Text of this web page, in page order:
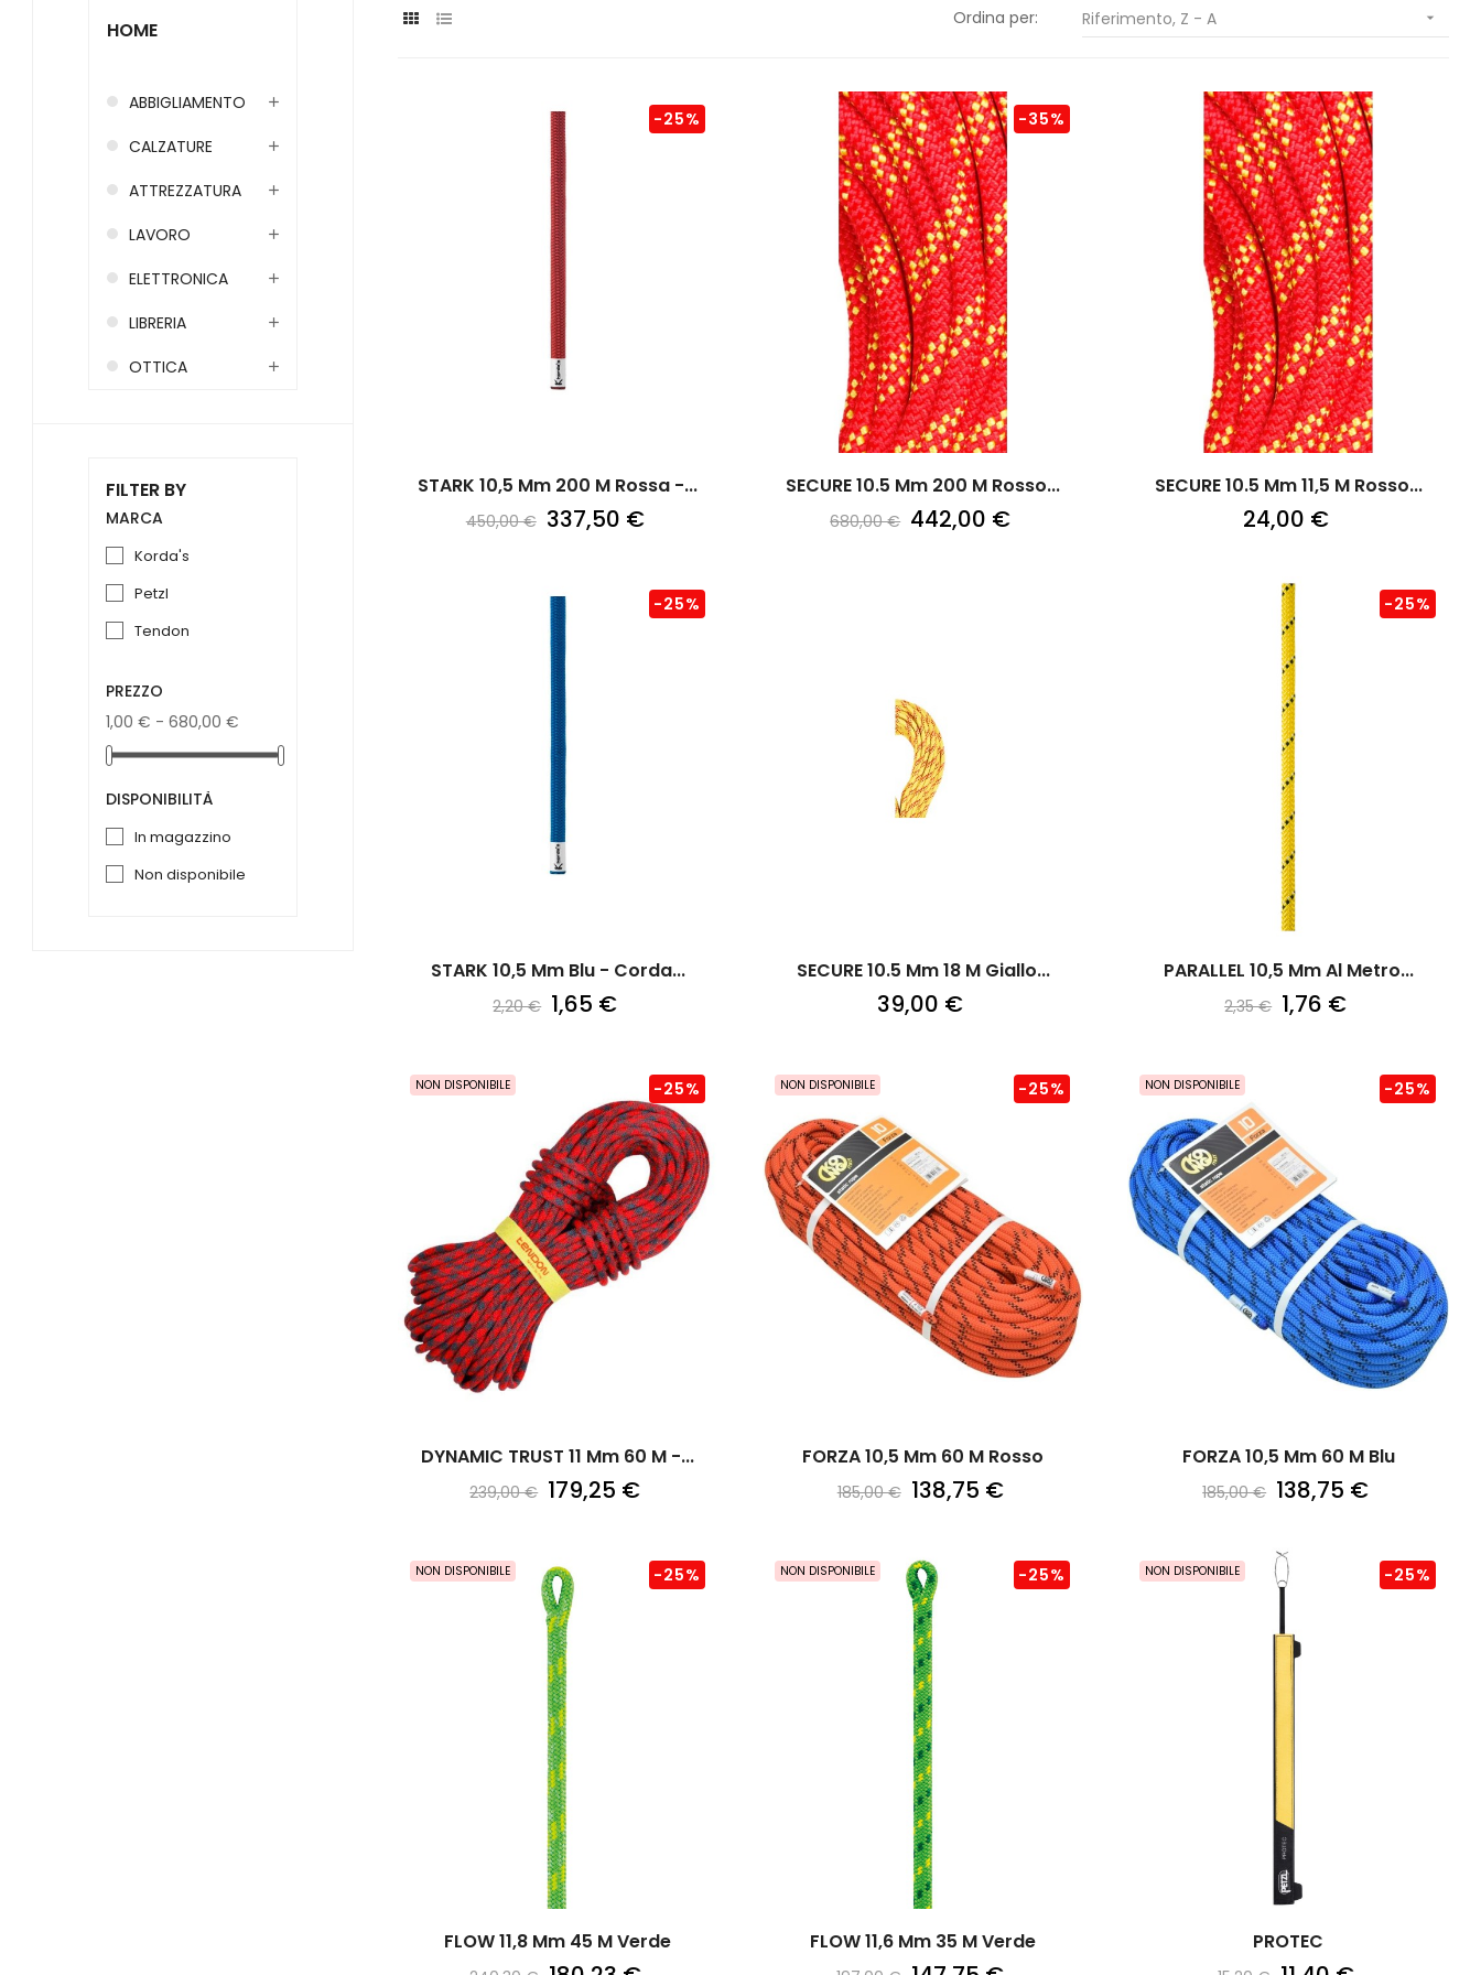
HOME
ABBIGLIAMENTO
CALZATURE
ATTREZZATURA
LAVORO
ELETTRONICA
LIBRERIA
OTTICA
FILTER BY
MARCA
korda's
petzl
tendon
PREZZO
1,00 € - 680,00 €
DISPONIBILITÀ
in magazzino
non disponibile
Ordina per: Riferimento, Z - A 
STARK 10,5 Mm 200 M Rossa -...
450,00 €
-25%
337,50 €
SECURE 10.5 Mm 200 M Rosso...
680,00 €
-35%
442,00 €
SECURE 10.5 Mm 11,5 M Rosso...
24,00 €
STARK 10,5 Mm Blu - Corda...
2,20 €
-25%
1,65 €
SECURE 10.5 Mm 18 M Giallo...
39,00 €
PARALLEL 10,5 Mm Al Metro...
2,35 €
-25%
1,76 €
NON DISPONIBILE
DYNAMIC TRUST 11 Mm 60 M -...
239,00 €
-25%
179,25 €
NON DISPONIBILE
FORZA 10,5 Mm 60 M Rosso
185,00 €
-25%
138,75 €
NON DISPONIBILE
FORZA 10,5 Mm 60 M Blu
185,00 €
-25%
138,75 €
NON DISPONIBILE
FLOW 11,8 Mm 45 M Verde
-25% NON DISPONIBILE
FLOW 11,6 Mm 35 M Verde
-25% NON DISPONIBILE
PROTEC
-25%